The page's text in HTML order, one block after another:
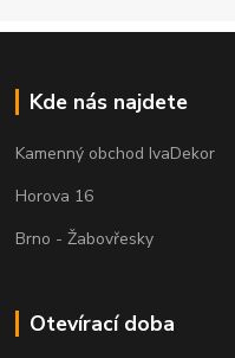
Kde nás najdete
Kamenný obchod IvaDekor
Horova 16
Brno - Žabovřesky
Otevírací doba